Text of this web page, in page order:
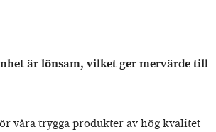
är lönsam, vilket ger mervärde till
våra trygga produkter av hög kvalitet